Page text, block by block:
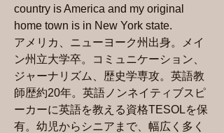
country is America and my original
home town is in New York state.
アメリカ、ニューヨーク州出身。
メイ
ン州立大学卒。コミュニケーション、
ジャーナリズム、歴史学専攻。英語教
師歴約20年。英語ノンネイティブスピ
ーカーに英語を教える資格TESOLを保
有。幼児からシニアまで、幅広く多く